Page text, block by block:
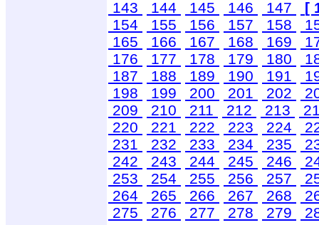
143
144 145 146 147
[
154
155 156 157 158
165
166 167 168 169
176
177 178 179 180
187
188 189 190 191
198
199 200 201 202
209
210 211 212 213
220
221 222 223 224
231
232 233 234 235
242
243 244 245 246
253
254 255 256 257
264
265 266 267 268
275
276 277 278 279